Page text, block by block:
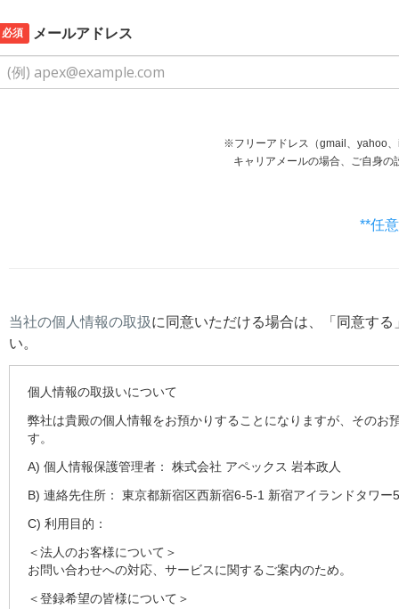
必須 メールアドレス
※フリーアドレス（gmail、yahoo
ャリアメールの場合、ご自身の設定等で受信で
**任
当社の個人情報の取扱に同意いただける場合は、「同意す
い。
個人情報の取扱いについて
弊社は貴殿の個人情報をお預かりすることになりますが、その
す。
A) 個人情報保護管理者： 株式会社 アペックス 岩本政人
B) 連絡先住所： 東京都新宿区西新宿6-5-1 新宿アイランドタワー
C) 利用目的：
＜法人のお客様について＞
お問い合わせへの対応、サービスに関するご案内のため。
＜登録希望の皆様について＞